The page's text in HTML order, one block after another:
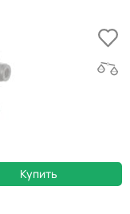
Купить